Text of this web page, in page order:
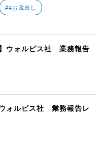
##お蔵出し
】ウォルピス社 業務報告
ウォルピス社 業務報告レ